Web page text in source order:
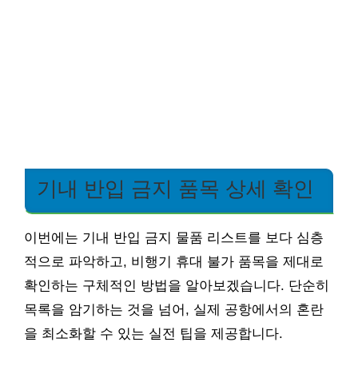
기내 반입 금지 품목 상세 확인
이번에는 기내 반입 금지 물품 리스트를 보다 심층
적으로 파악하고, 비행기 휴대 불가 품목을 제대로
확인하는 구체적인 방법을 알아보겠습니다. 단순히
목록을 암기하는 것을 넘어, 실제 공항에서의 혼란
을 최소화할 수 있는 실전 팁을 제공합니다.